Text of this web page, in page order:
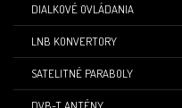
DIALKOVÉ OVLÁDANIA
LNB KONVERTORY
SATELITNÉ PARABOLY